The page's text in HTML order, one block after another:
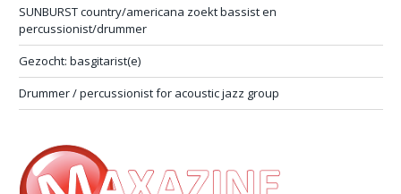
SUNBURST country/americana zoekt bassist en
percussionist/drummer
Gezocht: basgitarist(e)
Drummer / percussionist for acoustic jazz group